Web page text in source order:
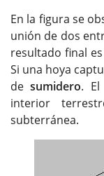
En la figura se
unión de dos
resultado final
Si una hoya
desumidero. El
interior
subterránea.